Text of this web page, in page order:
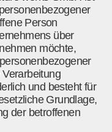
Person
über
möchte,
und besteht für
Grundlage,
der betroffenen